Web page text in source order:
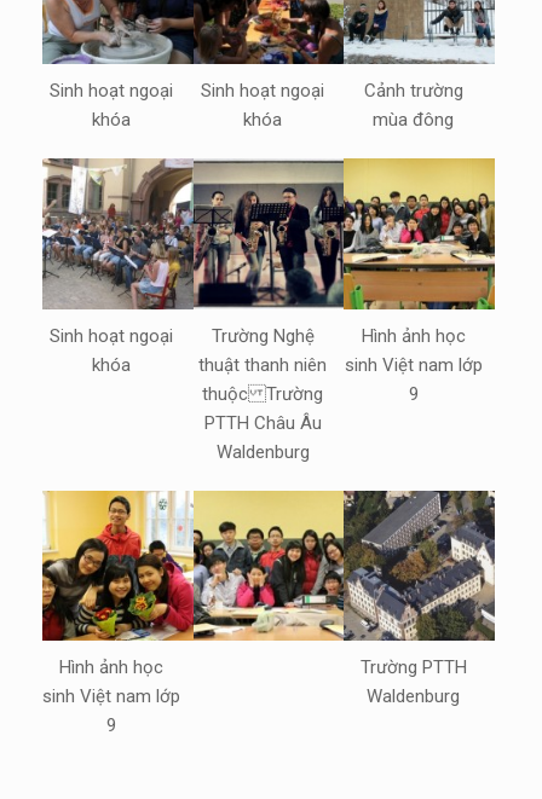
Sinh hoạt ngoại
khóa
Sinh hoạt ngoại
khóa
Cảnh trường
mùa đông
Sinh hoạt ngoại
khóa
Trường Nghệ
thuật thanh niên
thuộc Trường
PTTH Châu Âu
Waldenburg
Hình ảnh học
sinh Việt nam lớp
9
Hình ảnh học
sinh Việt nam lớp
9
Trường PTTH
Waldenburg